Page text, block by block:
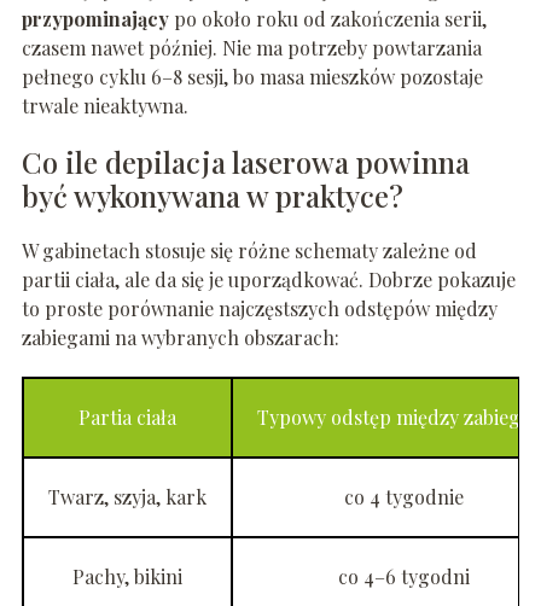
przypominającypo około roku od zakończenia serii,
czasem nawet później. Nie ma potrzeby powtarzania
pełnego cyklu 6–8 sesji, bo masa mieszków pozostaje
trwale nieaktywna.
Co ile depilacja laserowa powinna
być wykonywana w praktyce?
W gabinetach stosuje się różne schematy zależne od
partii ciała, ale da się je uporządkować. Dobrze pokazuje
to proste porównanie najczęstszych odstępów między
zabiegami na wybranych obszarach:
Partia ciała Typowy odstęp między
Twarz, szyja, kark co 4 tygodnie
Pachy, bikini co 4–6 tygodni